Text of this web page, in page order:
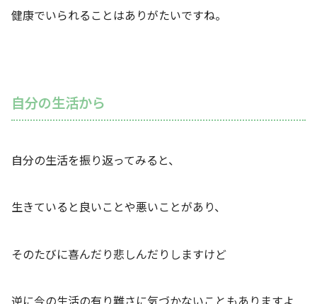
健康でいられることはありがたいですね。
自分の生活から
自分の生活を振り返ってみると、
生きていると良いことや悪いことがあり、
そのたびに喜んだり悲しんだりしますけど
逆に今の生活の有り難さに気づかないこともありますよ